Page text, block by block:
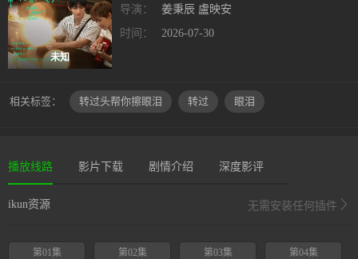
未知
导演：
姜秉辰 盧映安
时间：
2026-07-30
相关标签： 转过头帮你擦眼泪 转过 眼泪
播放线路 影片下载 剧情介绍 深度影评
ikun资源 无需安装任何插件
第01集 第02集 第03集 第04集